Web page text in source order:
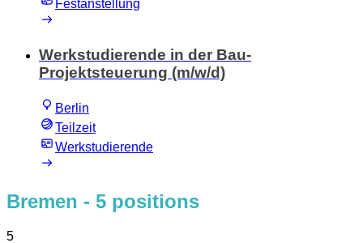
Festanstellung
Werkstudierende in der Bau-
Projektsteuerung (m/w/d)
Berlin
Teilzeit
Werkstudierende
Bremen - 5 positions
5